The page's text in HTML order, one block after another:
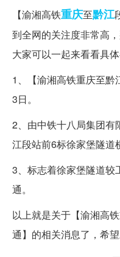
【渝湘高铁重庆至黔江
到全网的关注度非常高
大家可以一起来看看具
1、【渝湘高铁重庆至黔
3日。
2、由中铁十八局集团有
江段站前6标徐家堡隧道
3、标志着徐家堡隧道较
通。
以上就是关于【渝湘高
通】的相关消息了，希